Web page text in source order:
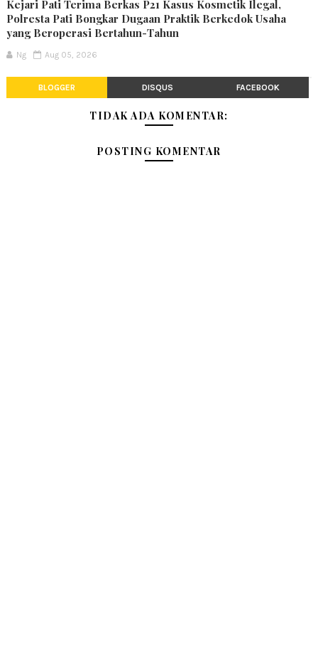
Kejari Pati Terima Berkas P21 Kasus Kosmetik Ilegal,
Polresta Pati Bongkar Dugaan Praktik Berkedok Usaha
yang Beroperasi Bertahun-Tahun
Ng Aug 05, 2026
BLOGGER DISQUS FACEBOOK
TIDAK ADA KOMENTAR:
POSTING KOMENTAR